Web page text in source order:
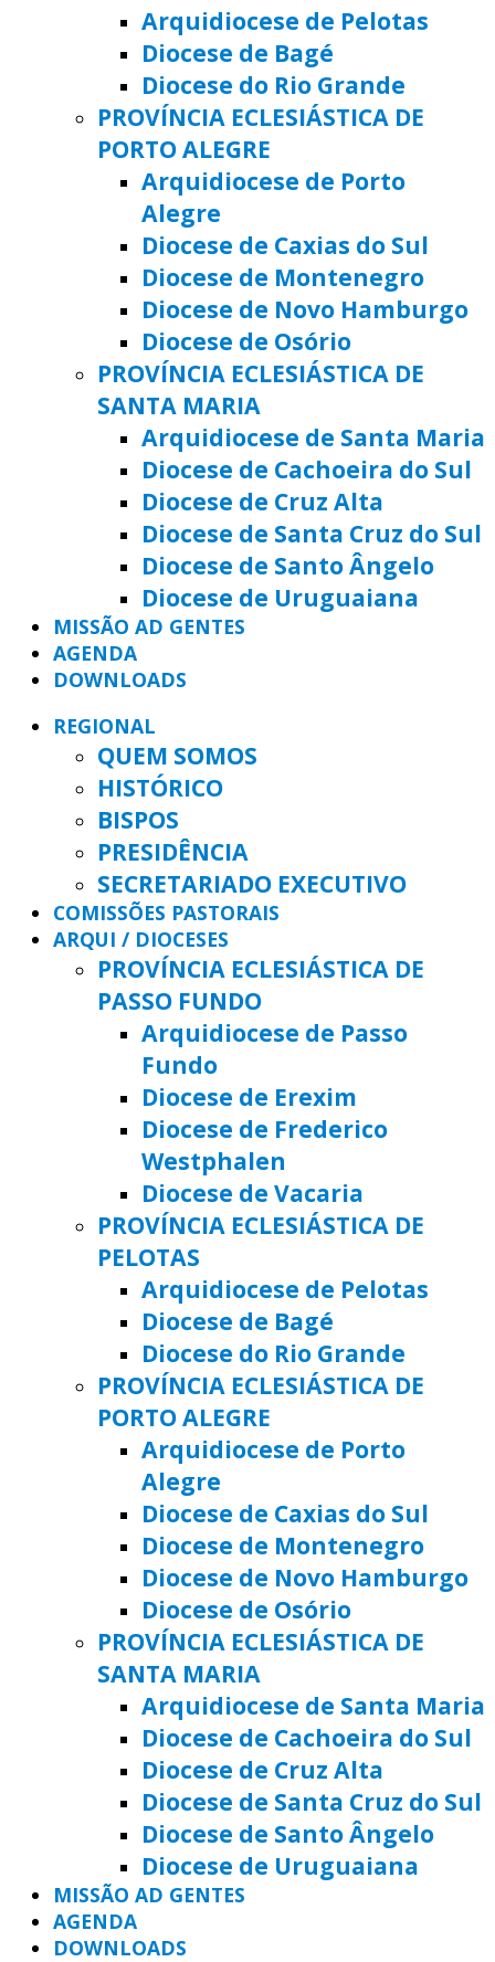
Arquidiocese de Pelotas
Diocese de Bagé
Diocese do Rio Grande
PROVÍNCIA ECLESIÁSTICA DE
PORTO ALEGRE
Arquidiocese de Porto
Alegre
Diocese de Caxias do Sul
Diocese de Montenegro
Diocese de Novo Hamburgo
Diocese de Osório
PROVÍNCIA ECLESIÁSTICA DE
SANTA MARIA
Arquidiocese de Santa Maria
Diocese de Cachoeira do Sul
Diocese de Cruz Alta
Diocese de Santa Cruz do Sul
Diocese de Santo Ângelo
Diocese de Uruguaiana
MISSÃO AD GENTES
AGENDA
DOWNLOADS
REGIONAL
QUEM SOMOS
HISTÓRICO
BISPOS
PRESIDÊNCIA
SECRETARIADO EXECUTIVO
COMISSÕES PASTORAIS
ARQUI / DIOCESES
PROVÍNCIA ECLESIÁSTICA DE
PASSO FUNDO
Arquidiocese de Passo
Fundo
Diocese de Erexim
Diocese de Frederico
Westphalen
Diocese de Vacaria
PROVÍNCIA ECLESIÁSTICA DE
PELOTAS
Arquidiocese de Pelotas
Diocese de Bagé
Diocese do Rio Grande
PROVÍNCIA ECLESIÁSTICA DE
PORTO ALEGRE
Arquidiocese de Porto
Alegre
Diocese de Caxias do Sul
Diocese de Montenegro
Diocese de Novo Hamburgo
Diocese de Osório
PROVÍNCIA ECLESIÁSTICA DE
SANTA MARIA
Arquidiocese de Santa Maria
Diocese de Cachoeira do Sul
Diocese de Cruz Alta
Diocese de Santa Cruz do Sul
Diocese de Santo Ângelo
Diocese de Uruguaiana
MISSÃO AD GENTES
AGENDA
DOWNLOADS